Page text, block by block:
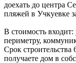
доехать до центра
пляжей в Учкуевке
В стоимость входит:
периметру,
Срок строительства
получаете дом в